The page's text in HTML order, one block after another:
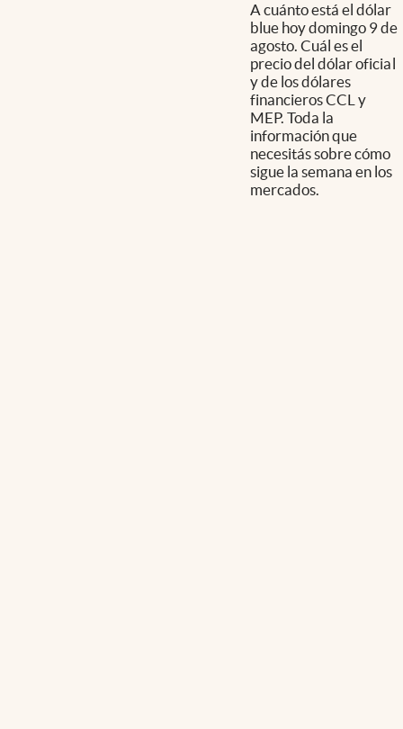
A cuánto está el dólar
blue hoy domingo 9 de
agosto. Cuál es el
precio del dólar oficial
y de los dólares
financieros CCL y
MEP. Toda la
información que
necesitás sobre cómo
sigue la semana en los
mercados.